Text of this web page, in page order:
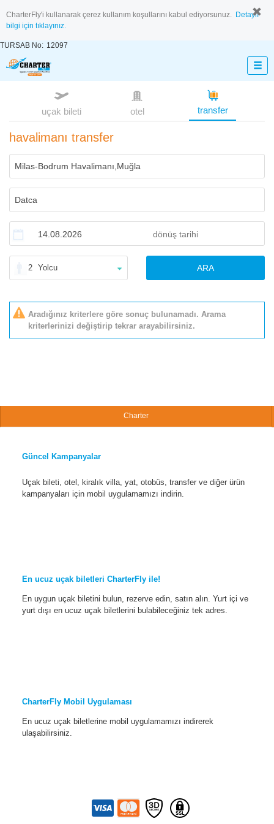
CharterFly'i kullanarak çerez kullanım koşullarını kabul ediyorsunuz. Detaylı
bilgi için tıklayınız.
TURSAB No: 12097
uçak bileti otel transfer
havalimanı transfer
2 Yolcu ARA
Aradığınız kriterlere göre sonuç bulunamadı. Arama
kriterlerinizi değiştirip tekrar arayabilirsiniz.
Charter
Güncel Kampanyalar
Uçak bileti, otel, kiralık villa, yat, otobüs, transfer ve diğer ürün
kampanyaları için mobil uygulamamızı indirin.
En ucuz uçak biletleri CharterFly ile!
En uygun uçak biletini bulun, rezerve edin, satın alın. Yurt içi ve
yurt dışı en ucuz uçak biletlerini bulabileceğiniz tek adres.
CharterFly Mobil Uygulaması
En ucuz uçak biletlerine mobil uygulamamızı indirerek
ulaşabilirsiniz.